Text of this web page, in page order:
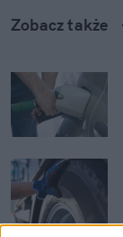
Zobacz także